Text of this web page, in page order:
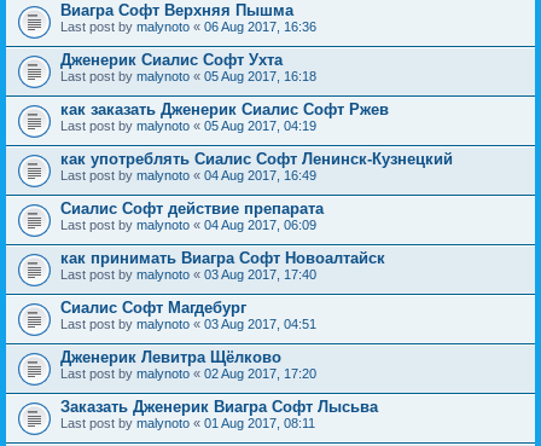
Виагра Софт Верхняя Пышма
Last post by malynoto « 06 Aug 2017, 16:36
Дженерик Сиалис Софт Ухта
Last post by malynoto « 05 Aug 2017, 16:18
как заказать Дженерик Сиалис Софт Ржев
Last post by malynoto « 05 Aug 2017, 04:19
как употреблять Сиалис Софт Ленинск-Кузнецкий
Last post by malynoto « 04 Aug 2017, 16:49
Сиалис Софт действие препарата
Last post by malynoto « 04 Aug 2017, 06:09
как принимать Виагра Софт Новоалтайск
Last post by malynoto « 03 Aug 2017, 17:40
Сиалис Софт Магдебург
Last post by malynoto « 03 Aug 2017, 04:51
Дженерик Левитра Щёлково
Last post by malynoto « 02 Aug 2017, 17:20
Заказать Дженерик Виагра Софт Лысьва
Last post by malynoto « 01 Aug 2017, 08:11